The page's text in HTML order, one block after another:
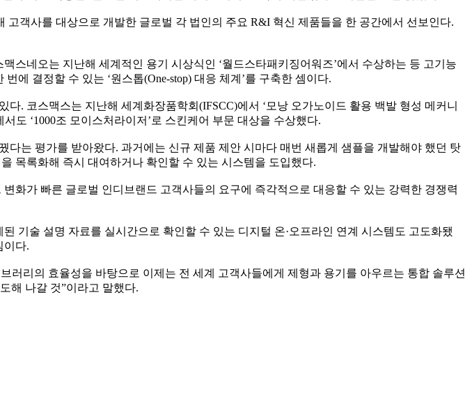
고객사를 대상으로 개발한 글로벌 각 법인의 주요 R&I 혁신 제품들을 한 공간에서 선보인다.
스네오는 지난해 세계적인 용기 시상식인 ‘월드스타패키징어워즈’에서 수상하는 등 고기능
에 결정할 수 있는 ‘원스톱(One-stop) 대응 체계’를 구축한 셈이다.
. 코스맥스는 지난해 세계화장품학회(IFSCC)에서 ‘모낭 오가노이드 활용 백발 형성 메커니
도 ‘1000조 모이스처라이저’로 스킨케어 부문 대상을 수상했다.
는 평가를 받아왔다. 과거에는 신규 제품 제안 시마다 매번 새롭게 샘플을 개발해야 했던 탓
목록화해 즉시 대여하거나 확인할 수 있는 시스템을 도입했다.
화가 빠른 글로벌 인디브랜드 고객사들의 요구에 즉각적으로 대응할 수 있는 강력한 경쟁력
기술 설명 자료를 실시간으로 확인할 수 있는 디지털 온·오프라인 연계 시스템도 고도화됐
이다.
리의 효율성을 바탕으로 이제는 전 세계 고객사들에게 제형과 용기를 아우르는 통합 솔루션
해 나갈 것”이라고 말했다.